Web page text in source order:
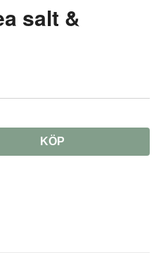
salt &
KÖP